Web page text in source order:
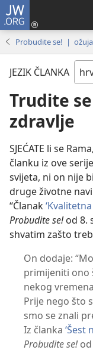
JW.ORG
Probudite se! |
JEZIK ČLANKA
Trudite
zdravlje
SJEĆATE li se
članku iz ove
svijeta, ni on nije
druge životne
“Članak
Probudite se!od 8.
shvatim zašto
On dodaje:
primijeniti ono
nekog
Prije nego što
smo se znali
Iz članka ‘Šest
Probudite se!